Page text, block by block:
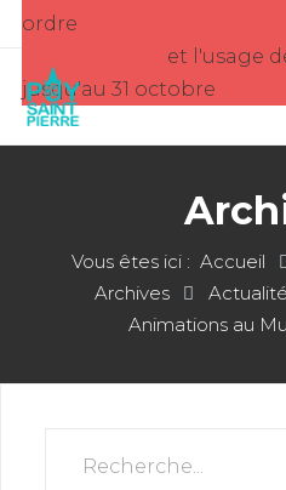
ordre
et l'usage
jusqu'au 31 octobre
Vous êtes ici : Accueil
Archives
Animations au